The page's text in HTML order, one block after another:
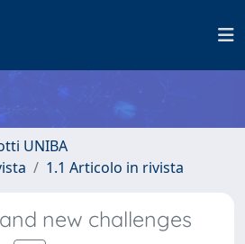
UNIBA
1.1 Articolo in rivista
new challenges